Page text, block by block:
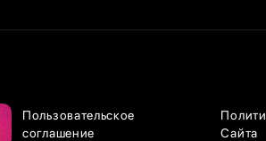
Пользовательское
соглашение
Сайта